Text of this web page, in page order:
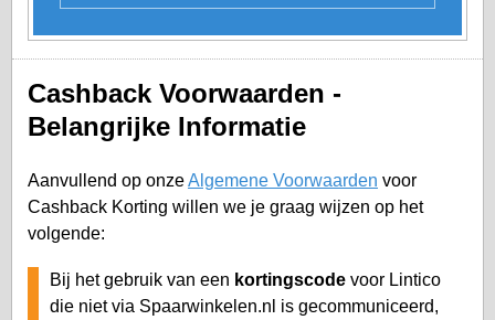
Cashback Voorwaarden -
Belangrijke Informatie
Aanvullend op onzeAlgemene Voorwaarden voor
Cashback Korting willen we je graag wijzen op het
volgende:
Bij het gebruik van een kortingscode voor Lintico
die niet via Spaarwinkelen.nl is gecommuniceerd,